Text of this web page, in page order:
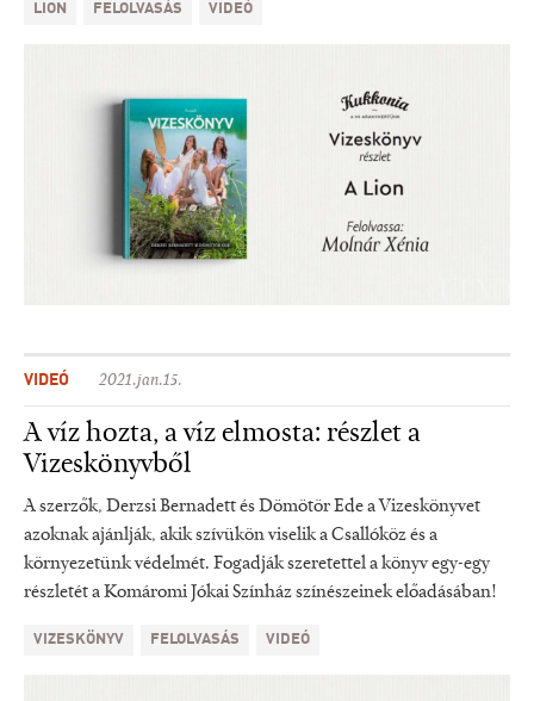
LION FELOLVASÁS VIDEÓ
VIDEÓ 2021.jan.15.
A víz hozta, a víz elmosta: részlet a
Vizeskönyvből
A szerzők, Derzsi Bernadett és Dömötör Ede a Vizeskönyvet
azoknak ajánlják, akik szívükön viselik a Csallóköz és a
környezetünk védelmét. Fogadják szeretettel a könyv egy-egy
részletét a Komáromi Jókai Színház színészeinek előadásában!
VIZESKÖNYV FELOLVASÁS VIDEÓ